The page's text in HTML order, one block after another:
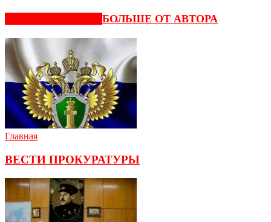
БОЛЬШЕ ОТ АВТОРА
Главная
ВЕСТИ ПРОКУРАТУРЫ